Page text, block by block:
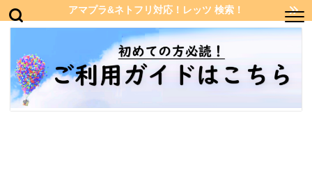
アマプラ&ネトフリ対応！レッツ 検索！